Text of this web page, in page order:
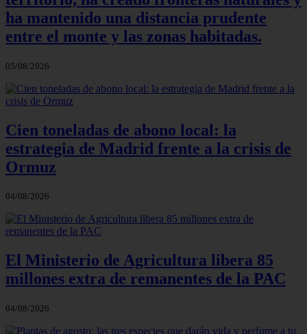
ha mantenido una distancia prudente
entre el monte y las zonas habitadas.
05/08/2026
Cien toneladas de abono local: la
estrategia de Madrid frente a la crisis de
Ormuz
04/08/2026
El Ministerio de Agricultura libera 85
millones extra de remanentes de la PAC
04/08/2026